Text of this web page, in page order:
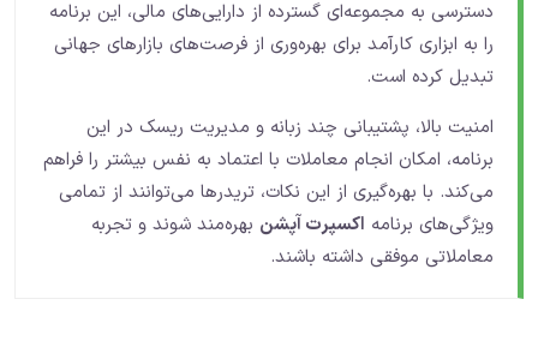
دسترسی به مجموعه‌ای گسترده از دارایی‌های مالی، این برنامه
را به ابزاری کارآمد برای بهره‌وری از فرصت‌های بازارهای جهانی
تبدیل کرده است.
امنیت بالا، پشتیبانی چند زبانه و مدیریت ریسک در این
برنامه، امکان انجام معاملات با اعتماد به نفس بیشتر را فراهم
می‌کند. با بهره‌گیری از این نکات، تریدرها می‌توانند از تمامی
ویژگی‌های برنامه اکسپرت آپشن بهره‌مند شوند و تجربه
معاملاتی موفقی داشته باشند.